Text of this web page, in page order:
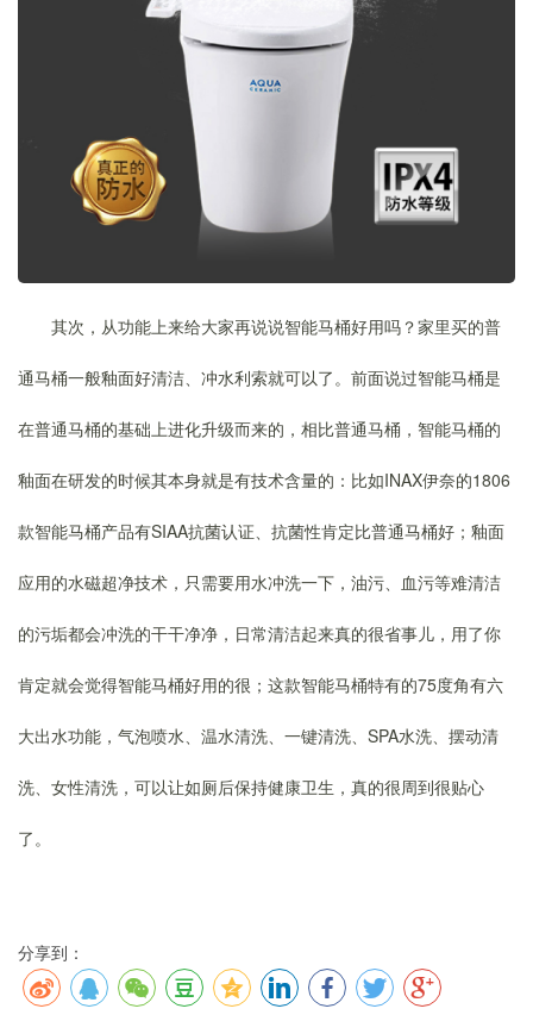
其次，从功能上来给大家再说说智能马桶好用吗？家里买的普
通马桶一般釉面好清洁、冲水利索就可以了。前面说过智能马桶是
在普通马桶的基础上进化升级而来的，相比普通马桶，智能马桶的
釉面在研发的时候其本身就是有技术含量的：比如INAX伊奈的1806
款智能马桶产品有SIAA抗菌认证、抗菌性肯定比普通马桶好；釉面
应用的水磁超净技术，只需要用水冲洗一下，油污、血污等难清洁
的污垢都会冲洗的干干净净，日常清洁起来真的很省事儿，用了你
肯定就会觉得智能马桶好用的很；这款智能马桶特有的75度角有六
大出水功能，气泡喷水、温水清洗、一键清洗、SPA水洗、摆动清
洗、女性清洗，可以让如厕后保持健康卫生，真的很周到很贴心
了。
分享到：